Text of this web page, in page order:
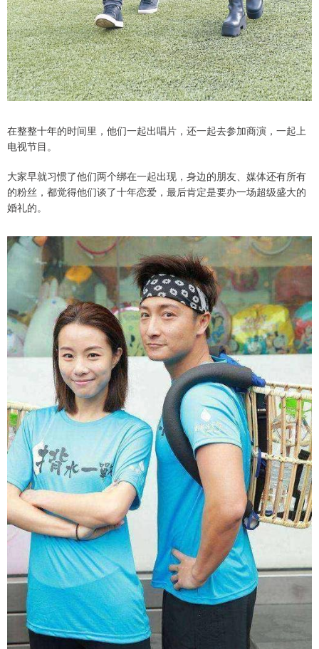
在整整十年的时间里，他们一起出唱片，还一起去参加商演，一起上
电视节目。
大家早就习惯了他们两个绑在一起出现，身边的朋友、媒体还有所有
的粉丝，都觉得他们谈了十年恋爱，最后肯定是要办一场超级盛大的
婚礼的。